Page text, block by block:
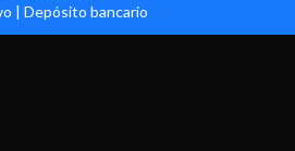
| Depósito bancario